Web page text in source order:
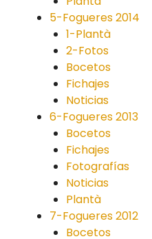
5-Fogueres 2014
1-Plantà
2-Fotos
Bocetos
Fichajes
Noticias
6-Fogueres 2013
Bocetos
Fichajes
Fotografías
Noticias
Plantà
7-Fogueres 2012
Bocetos